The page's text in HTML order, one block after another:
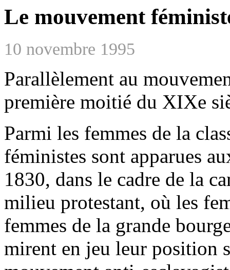
Le mouvement
10 novembre 1995
Parallèlement au
première moitié du XIXe
Parmi les femmes de la
féministes sont apparues
1830, dans le cadre de la
milieu protestant, où les
femmes de la grande
mirent en jeu leur position